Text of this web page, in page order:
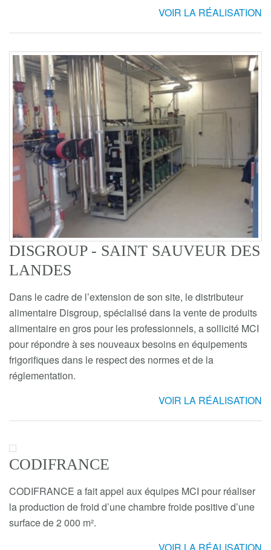
VOIR LA RÉALISATION
DISGROUP - SAINT SAUVEUR DES
LANDES
Dans le cadre de l’extension de son site, le distributeur
alimentaire Disgroup, spécialisé dans la vente de produits
alimentaire en gros pour les professionnels, a sollicité MCI
pour répondre à ses nouveaux besoins en équipements
frigorifiques dans le respect des normes et de la
réglementation.
VOIR LA RÉALISATION
CODIFRANCE
CODIFRANCE a fait appel aux équipes MCI pour réaliser
la production de froid d’une chambre froide positive d’une
surface de 2 000 m².